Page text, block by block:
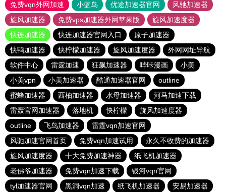
免费vqn外网加速
小蓝鸟 优途加速器官网
风驰加速器
旋风加速器
免费vps加速器外网苹果版
旋风加速度器
快连加速器
快连加速器官网入口
原子加速器
快鸭加速器
快柠檬加速器 旋风加速度器
外网网址导航
软件中心
雷霆加速 狂飙加速器 哔咔漫画
小美
小美vpn
小美加速器 酷通加速器官网
outline
蜜蜂加速器
西柚加速器 水母加速器
河马加速下载
雷轰官网加速器
落地机 快柠檬
旋风加速度器
outline
飞鸟加速器
雷霆vqn加速官网
风驰加速官网首页
免费vqn加速试用
永久不收费的加速器
旋风加速度器
十大免费加速神器
纸飞机加速器
老佛爷加速器
免费vqn加速下载
银河vqn官网
tyl加速器官网
黑洞vqn加速 纸飞机加速器 安易加速器